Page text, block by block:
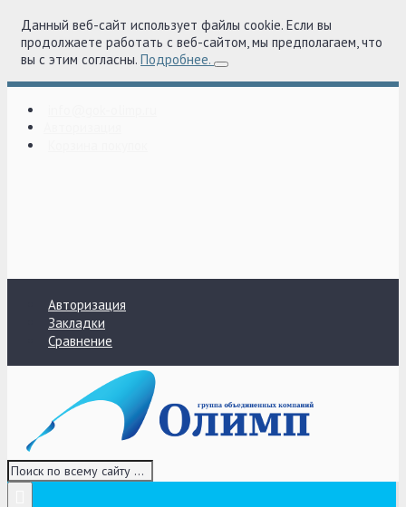
Данный веб-сайт использует файлы cookie. Если вы
продолжаете работать с веб-сайтом, мы предполагаем, что
вы с этим согласны. Подробнее.
Авторизация
Закладки
Сравнение